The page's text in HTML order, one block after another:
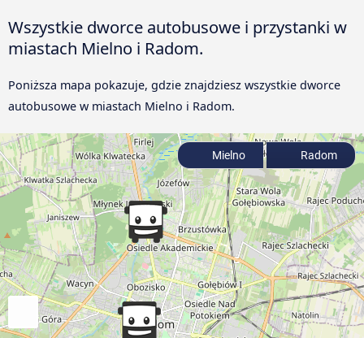
Wszystkie dworce autobusowe i przystanki w
miastach Mielno i Radom.
Poniższa mapa pokazuje, gdzie znajdziesz wszystkie dworce
autobusowe w miastach Mielno i Radom.
Mielno Radom